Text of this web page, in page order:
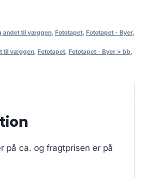
andet til væggen, Fototapet, Fototapet - Byer,
til væggen, Fototapet, Fototapet - Byer > bb,
på ca. og fragtprisen er på